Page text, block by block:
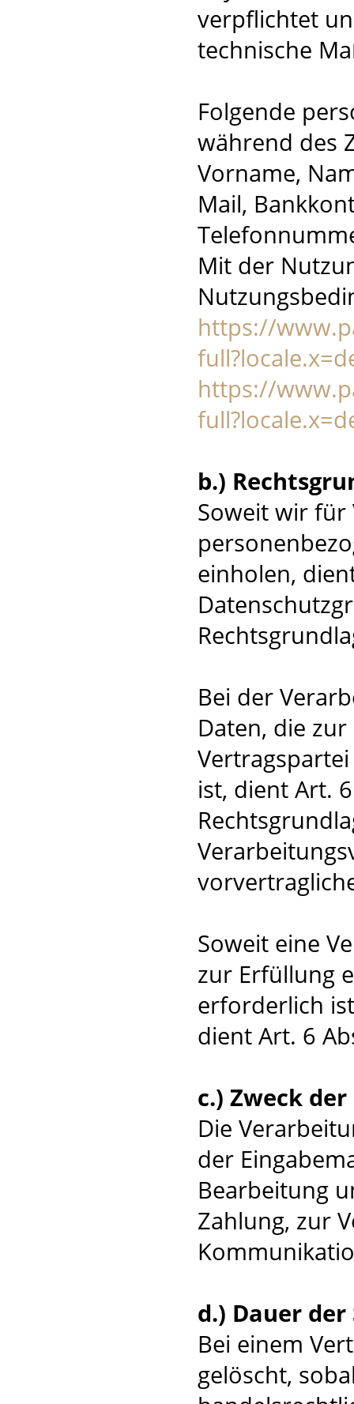
verpflichtet
technische
Folgende
während des
Vorname,
Mail,
Mit der
https://
https://
b.)
Soweit wir für
einholen,
Bei der
Daten, die
ist, dient Art.
Soweit eine
zur Erfüllung
erforderlich
dient Art. 6
c.) Zweck
Die
der
Bearbeitung
Zahlung, zur
d.) Dauer
Bei einem
gelöscht,